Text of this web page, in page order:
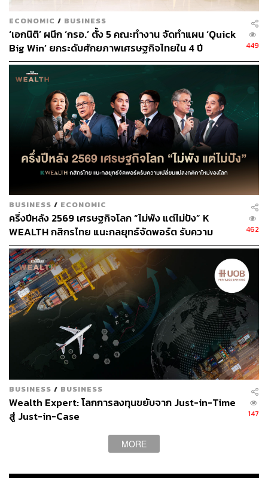
ฐานะการแกร่ง ปลอดหนี้เงินกู้
นอกจากนี้ THAM ยังมีฐานะทางการเงินที่แข็งแกร่งเป็นจุด
แข็ง โดย THAM รับซื้อหนี้ในราคา 8-12% ของยอดมูลหนี้
คาดใช้เงินลงทุนปีนี้ประมาณ 600-700 ล้านบาท ซึ่งไม่เป็น
ปัญหากับบริษัทที่ถือว่ามีสภาพคล่องทางการเงินแข็งแกร่ง
บริษัทไม่มีหนี้เงินกู้ จึงไม่มีต้นทุนทางการเงินซึ่งเป็นข้อได้
เปรียบที่เหนือคู่แข่ง และหาก TH-W3 ใช้สิทธิทั้งหมด บริษัท
จะได้รับเงินกว่า 200 ล้านบาท รองรับการซื้อหนี้เพิ่มในระยะ
1-3 ปีข้างหน้า
ทั้งนี้ เมื่อ 1 มีนาคมที่ผ่านมา ตงฮั้ว โฮลดิ้ง แจ้ง
ตลาดหลักทรัพย์ว่า ที่ประชุมคณะกรรมการบริษัทมีมติให้
ออกใบสำคัญแสดงสทธิที่จะซื้อหุ้นสามัญของบริษัทรุ่นที่ 3
(TH-W3) จำนวนไม่เกิน 241,258,981 หน่วย จัดสรรให้แก่ผู้
ถือหุ้นเดิมในอัตรา 4 หุ้นสามัญเดิมต่อ 1 หน่วยใบสำคัญแสดง
สิทธิ อัตราการใช้สิทธิอายุ 3 ปี ใบสำคัญแสดงสิทธิ 1 หน่วย มี
สิทธิซื้อหุ้นสามัญได้ 1 หุ้น ราคาการใช้สิทธิ 1.00 บาทต่อหุ้น
กำหนดรายชื่อผู้ถือหุ้นที่ได้รับสิทธิซื้อใบสำคัญแสดงสิทธิ
(Record Date) วันที่ 17 กุมภาพันธ์ 2565 และวันที่ไม่ได้รับ
สิทธิซื้อใบสำคัญแสดงสิทธิ 13 พฤษภาคม 2565
พร้อมลดทุนจดทะเบียนของบริษัทจากเดิม 1,286,699,754
บาท เป็น 965,035,922 บาท โดยวิธีตัดหุ้นสามัญจดทะเบียนที่
ยังมิได้ออกจำหน่าย จำนวน 321,663,832 หุ้น มูลค่าที่ตราไว้
หุ้นละ 1 บาท ซึ่งเป็นหุ้นสามัญที่จัดสรรไว้เพื่อรองรับการใช้
สิทธิแปลงสภาพตามใบสำคัญแสดงสิทธิที่จะซื้อหุ้นสามัญ รุ่น
ที่ 2 (TH-W2) ที่สิ้นสุดไปแล้วเมื่อวันที่ 16 มิถุนายน 2563 จาก
นั้นให้เพิ่มทุนจดทะเบียนของเป็นทุนจดทะเบียนใหม่
1,206,294,903 บาท โดยการออกหุ้นสามัญใหม่จำนวน
ECONOMIC / BUSINESS
‘เอกนิติ’ ผนึก ‘กรอ.’ ตั้ง 5 คณะทำงาน จัดทำแผน ‘Quick
Big Win’ ยกระดับศักยภาพเศรษฐกิจไทยใน 4 ปี
449
BUSINESS / ECONOMIC
ครึ่งปีหลัง 2569 เศรษฐกิจโลก “ไม่พัง แต่ไม่ปัง” K
WEALTH กสิกรไทย แนะกลยุทธ์จัดพอร์ต รับความ
เปลี่ยนแปลงกติกาใหม่ของโลก
462
BUSINESS / BUSINESS
Wealth Expert: โลกการลงทุนขยับจาก Just-in-Time
สู่ Just-in-Case
147
MORE